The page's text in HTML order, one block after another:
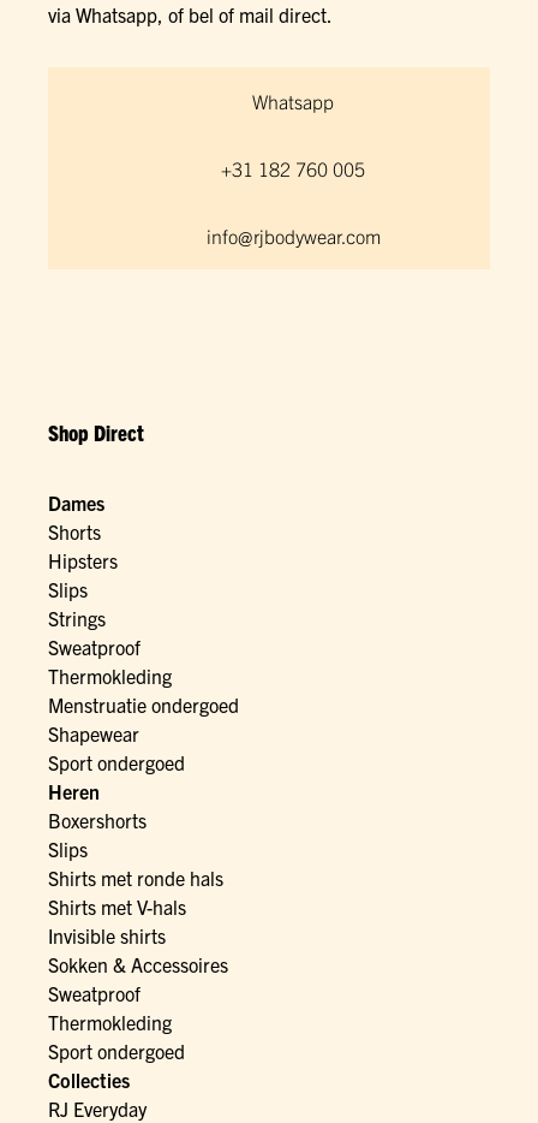
via Whatsapp, of bel of mail direct.
Whatsapp
+31 182 760 005
info@rjbodywear.com
Shop Direct
Dames
Shorts
Hipsters
Slips
Strings
Sweatproof
Thermokleding
Menstruatie ondergoed
Shapewear
Sport ondergoed
Heren
Boxershorts
Slips
Shirts met ronde hals
Shirts met V-hals
Invisible shirts
Sokken & Accessoires
Sweatproof
Thermokleding
Sport ondergoed
Collecties
RJ Everyday